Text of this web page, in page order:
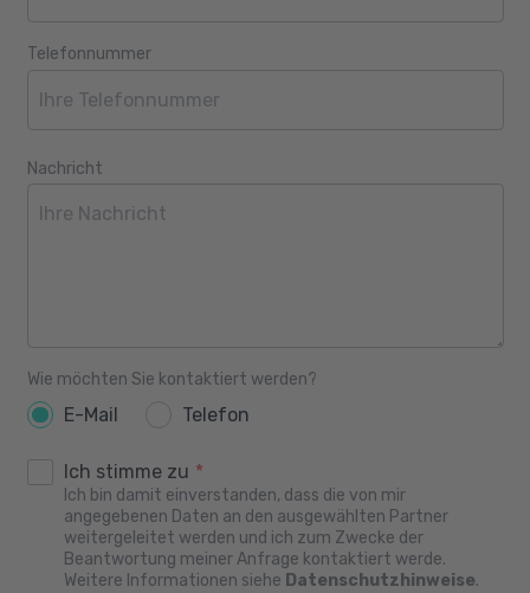
Telefonnummer
Nachricht
Wie möchten Sie kontaktiert werden?
E-Mail Telefon
Ich stimme zu *
Ich bin damit einverstanden, dass die von mir
angegebenen Daten an den ausgewählten Partner
weitergeleitet werden und ich zum Zwecke der
Beantwortung meiner Anfrage kontaktiert werde.
Weitere Informationen siehe Datenschutzhinweise.